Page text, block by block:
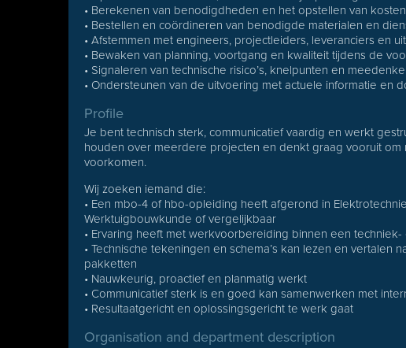
• Berekenen van benodigdheden en het opstellen van
• Bestellen en coördineren van benodigde materialen en
• Afstemmen met engineers, projectleiders, leveranciers en
• Bewaken van planning, voortgang en kwaliteit tijdens de
• Signaleren van technische risico’s, knelpunten en
• Ondersteunen van de uitvoering met actuele informatie en
Profile
Je bent technisch sterk, communicatief vaardig en werkt
houden over meerdere projecten en denkt graag vooruit om
voorkomen.
Wij zoeken iemand die:
• Een mbo-4 of hbo-opleiding heeft afgerond in
Werktuigbouwkunde of vergelijkbaar
• Ervaring heeft met werkvoorbereiding binnen een
• Technische tekeningen en schema’s kan lezen en vertalen
pakketten
• Nauwkeurig, proactief en planmatig werkt
• Communicatief sterk is en goed kan samenwerken met
• Resultaatgericht en oplossingsgericht te werk gaat
Organisation and department description